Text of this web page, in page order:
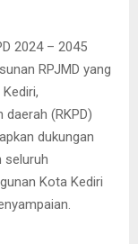
2024 – 2045
RPJMD yang
(RKPD)
dukungan
seluruh
Kota Kediri